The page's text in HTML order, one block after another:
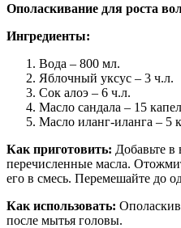
Ополаскивание для роста
Ингредиенты:
Вода – 800 мл.
Яблочный уксус – 3 ч.л.
Сок алоэ – 6 ч.л.
Масло сандала – 15
Масло иланг-иланга – 5
Как приготовить: Добавьте в
перечисленные масла.
его в смесь. Перемешайте до
Как использовать:
после мытья головы.